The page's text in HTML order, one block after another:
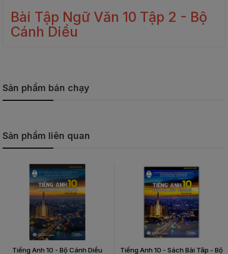
Bài Tập Ngữ Văn 10 Tập 2 - Bộ
Cánh Diều
Sản phẩm bán chạy
Sản phẩm liên quan
Tiếng Anh 10 - Bộ Cánh Diều
Tiếng Anh 10 - Sách Bài Tâp - Bộ